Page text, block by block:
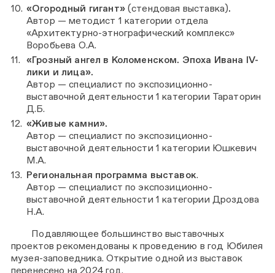
«Огородный гигант» (стендовая выставка).
Автор — методист 1 категории отдела
«Архитектурно-этнографический комплекс»
Воробьева О.А.
«Грозный ангел в Коломенском. Эпоха Ивана IV-
лики и лица».
Автор — специалист по экспозиционно-
выставочной деятельности 1 категории Тараторин
Д.Б.
«Живые камни».
Автор — специалист по экспозиционно-
выставочной деятельности 1 категории Юшкевич
М.А.
Региональная программа выставок.
Автор — специалист по экспозиционно-
выставочной деятельности 1 категории Дроздова
Н.А.
Подавляющее большинство выставочных
проектов рекомендованы к проведению в год Юбилея
музея-заповедника. Открытие одной из выставок
перенесено на 2024 год.